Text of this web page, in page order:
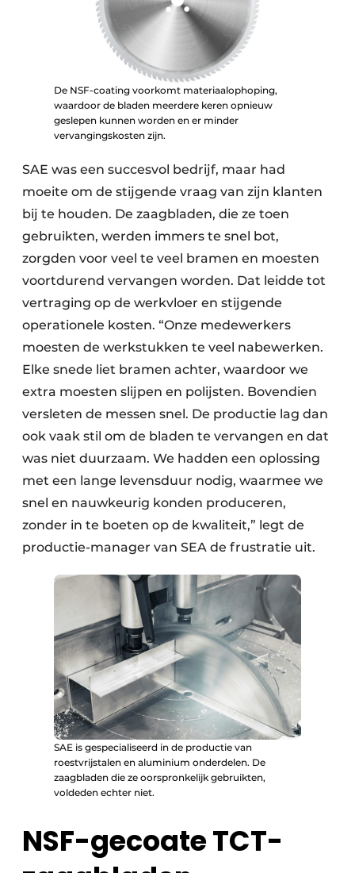
De NSF-coating voorkomt materiaalophoping,
waardoor de bladen meerdere keren opnieuw
geslepen kunnen worden en er minder
vervangingskosten zijn.
SAE was een succesvol bedrijf, maar had
moeite om de stijgende vraag van zijn klanten
bij te houden. De zaagbladen, die ze toen
gebruikten, werden immers te snel bot,
zorgden voor veel te veel bramen en moesten
voortdurend vervangen worden. Dat leidde tot
vertraging op de werkvloer en stijgende
operationele kosten. “Onze medewerkers
moesten de werkstukken te veel nabewerken.
Elke snede liet bramen achter, waardoor we
extra moesten slijpen en polijsten. Bovendien
versleten de messen snel. De productie lag dan
ook vaak stil om de bladen te vervangen en dat
was niet duurzaam. We hadden een oplossing
met een lange levensduur nodig, waarmee we
snel en nauwkeurig konden produceren,
zonder in te boeten op de kwaliteit,” legt de
productie-manager van SEA de frustratie uit.
SAE is gespecialiseerd in de productie van
roestvrijstalen en aluminium onderdelen. De
zaagbladen die ze oorspronkelijk gebruikten,
voldeden echter niet.
NSF-gecoate TCT-